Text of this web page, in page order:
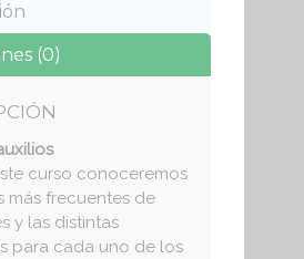
(0)
curso conoceremos
más frecuentes de
y las distintas
para cada uno de los